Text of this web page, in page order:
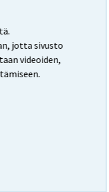
jotta sivusto
videoiden,
arvioidaan
2012
-tilaston
2019. Tällöin
ja
supistettiin
tietosisältöä
kysymyksistä